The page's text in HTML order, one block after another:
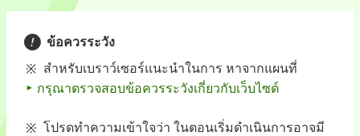
ข้อควรระวัง
สำหรับเบราว์เซอร์แนะนำในการ หาจากแผนที่
กรุณาตรวจสอบข้อควรระวังเกี่ยวกับเว็บไซต์
โปรดทำความเข้าใจว่า ในตอนเริ่มดำเนินการอาจมี